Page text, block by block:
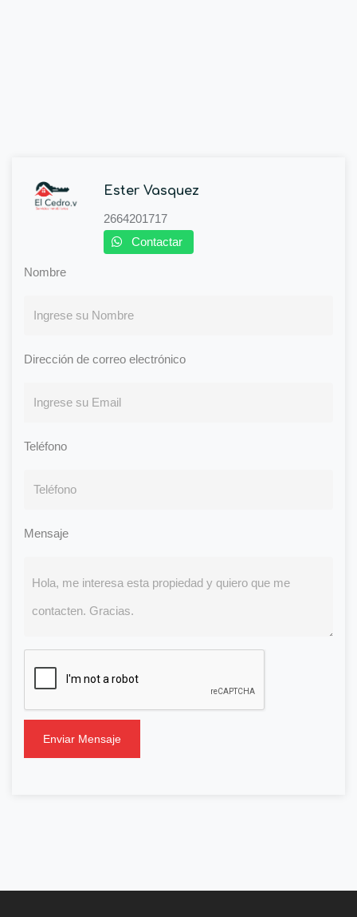
Ester Vasquez
2664201717
Contactar
Nombre
Dirección de correo electrónico
Teléfono
Mensaje
Enviar Mensaje